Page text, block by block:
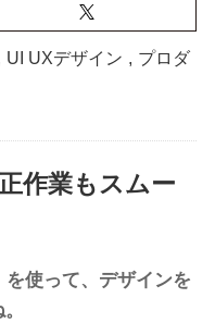
UI UXデザイン , プロダ
作業もスムー
を使って、デザインを